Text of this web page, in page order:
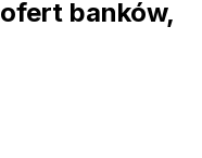
ofert banków,